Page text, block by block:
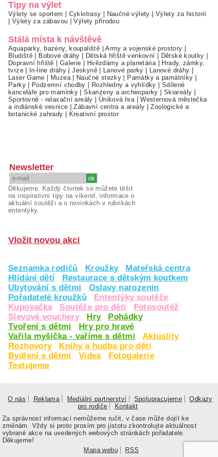
Tipy na výlet
Výlety se sportem Cyklotrasy Naučné výlety
Výlety za historií
Výlety za zábavou |Výlety přírodou
Stálá místa k návštěvě
Aquaparky, bazény, koupaliště |Army a vojenské prostory
Bludiště
Bobové dráhy Dětská hřiště venkovní Dětské koutky
Dopravní hřiště
Galerie Hvězdárny a planetária|
Hrady, zámky,
tvrze| In-line dráhy |Jeskyně| Lanové parky Lanové dráhy
Laser Game
Muzea| Naučné stezky Památky a památníky
Parky| Podzemní chodby Rozhledny a vyhlídky
Sdílené
kanceláře pro maminky |Skanzeny a archeoparky Skiareály
Sportovně - relaxační areály
Úniková hra|Westernová městečka
a indiánské vesnice |Zábavní centra a areály |Zoologické a
botanické zahrady
Kreativní prostor
Newsletter
Děkujeme. Každý čtvrtek se můžete těšit
na inspirativní tipy na víkend, informace o
aktuální soutěži a o novinkách v rubrikách
ententýky.
Vložit novou akci
Seznamka rodičů Kroužky
Mateřská centra
Hlídání dětí
Restaurace s dětským koutkem
Ubytování s dětmi
Oslavy narozenin
Pořadatelé kroužků
Ententýky soutěže
Kupovačka
Soutěže pro děti
Fotosoutěž
Slevové vouchery
Hry
Pohádky
Tvoření s dětmi
Hry pro hravé
Vařila myšička - vaříme s dětmi
Aktuality
Rozhovory
Knihy a hudba pro děti
Bydlení s dětmi
Videa
Fotogalerie
Testujeme
O nás Reklama Mediální partnerství Spolupracujeme
Odkazy
pro rodiče
Kontakt
Za správnost informací nemůžeme ručit, v čase může dojít ke
změnám. Vždy si proto prosím pro jistotu zkontrolujte aktuálnost
vybrané akce na uvedených webových stránkách pořadatele.
Děkujeme!
Mapa webu
RSS